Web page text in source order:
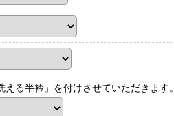
る半衿」を付けさせていただきます。